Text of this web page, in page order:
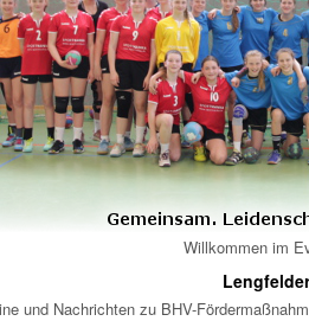
Willkommen im
und Nachrichten zu BHV-